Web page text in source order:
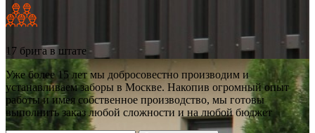
17 брига в штате
Уже более 15 лет мы добросовестно производим и
устанавливаем заборы в Москве. Накопив огромный опыт
работы и имея собственное производство, мы готовы
выполнить заказ любой сложности и на любой бюджет